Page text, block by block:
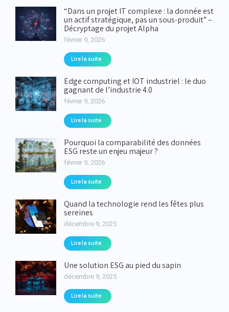
“Dans un projet IT complexe : la donnée est
un actif stratégique, pas un sous-produit” –
Décryptage du projet Alpha
février 9, 2026
Lire la suite
Edge computing et IOT industriel : le duo
gagnant de l’industrie 4.0
février 9, 2026
Lire la suite
Pourquoi la comparabilité des données
ESG reste un enjeu majeur ?
février 9, 2026
Lire la suite
Quand la technologie rend les fêtes plus
sereines
décembre 9, 2025
Lire la suite
Une solution ESG au pied du sapin
décembre 9, 2025
Lire la suite